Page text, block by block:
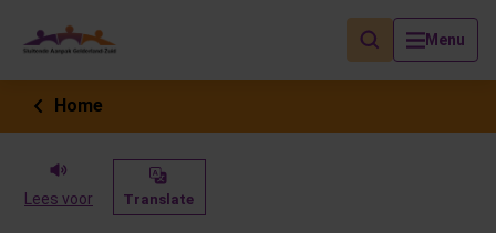
Menu
Als de resultaten voor automatisch aanvullen beschikbaar zijn,
Home
Lees voor Translate